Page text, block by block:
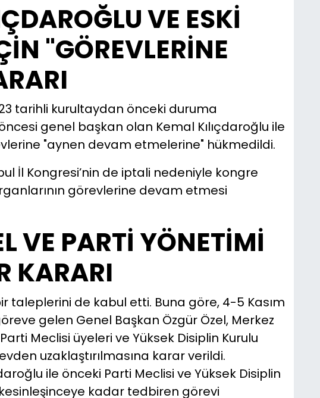
VE ESKİ
"GÖREVLERİNE
tarihli kurultaydan önceki duruma
genel başkan olan Kemal Kılıçdaroğlu ile
"aynen devam etmelerine" hükmedildi.
İl Kongresi’nin de iptali nedeniyle kongre
görevlerine devam etmesi
VE PARTİ YÖNETİMİ
KARARI
taleplerini de kabul etti. Buna göre, 4-5 Kasım
gelen Genel Başkan Özgür Özel, Merkez
Meclisi üyeleri ve Yüksek Disiplin Kurulu
uzaklaştırılmasına karar verildi.
ile önceki Parti Meclisi ve Yüksek Disiplin
kadar tedbiren görevi